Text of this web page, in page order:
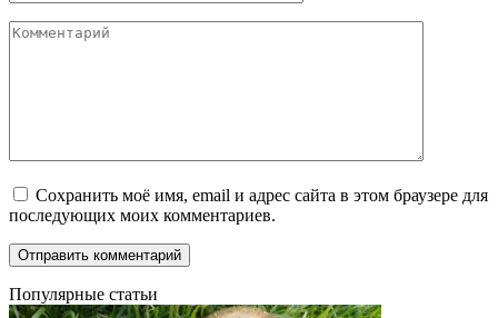
Комментарий
Сохранить моё имя, email и адрес сайта в этом браузере для
последующих моих комментариев.
Популярные статьи